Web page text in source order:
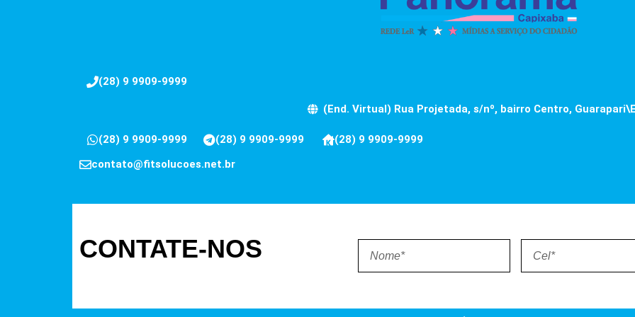
(28) 9 9909-9999
(End. Virtual) Rua Projetada, s/nº, bairro Centro,
(28) 9 9909-9999 (28) 9 9909-9999
(28) 9 9909-9999
contato@fitsolucoes.net.br
CONTATE-NOS